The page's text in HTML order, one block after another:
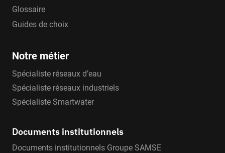
Glossaire
Guides de choix
Notre métier
Spécialiste réseaux d’eau
Spécialiste réseaux industriels
Spécialiste Smartwater
Documents institutionnels
Documents institutionnels Groupe SAMSE